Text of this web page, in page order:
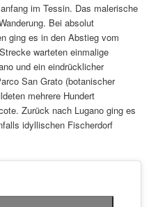
im Tessin. Das malerische
Bei absolut
ging es in den Abstieg vom
warteten einmalige
und ein eindrücklicher
San Grato (botanischer
mehrere Hundert
Zurück nach Lugano ging es
idyllischen Fischerdorf